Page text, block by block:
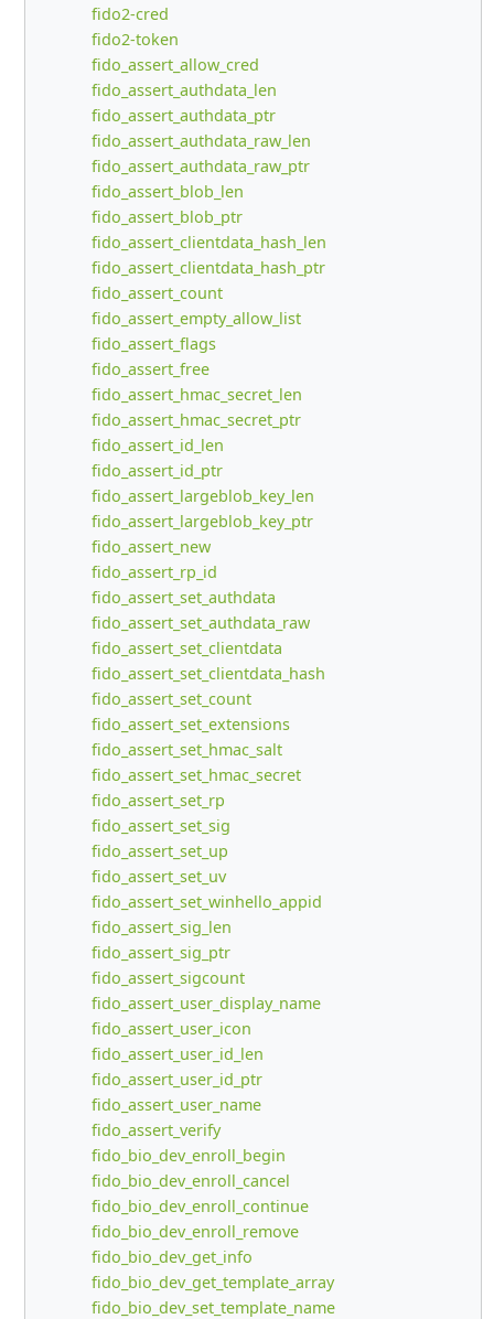
fido2-cred
fido2-token
fido_assert_allow_cred
fido_assert_authdata_len
fido_assert_authdata_ptr
fido_assert_authdata_raw_len
fido_assert_authdata_raw_ptr
fido_assert_blob_len
fido_assert_blob_ptr
fido_assert_clientdata_hash_len
fido_assert_clientdata_hash_ptr
fido_assert_count
fido_assert_empty_allow_list
fido_assert_flags
fido_assert_free
fido_assert_hmac_secret_len
fido_assert_hmac_secret_ptr
fido_assert_id_len
fido_assert_id_ptr
fido_assert_largeblob_key_len
fido_assert_largeblob_key_ptr
fido_assert_new
fido_assert_rp_id
fido_assert_set_authdata
fido_assert_set_authdata_raw
fido_assert_set_clientdata
fido_assert_set_clientdata_hash
fido_assert_set_count
fido_assert_set_extensions
fido_assert_set_hmac_salt
fido_assert_set_hmac_secret
fido_assert_set_rp
fido_assert_set_sig
fido_assert_set_up
fido_assert_set_uv
fido_assert_set_winhello_appid
fido_assert_sig_len
fido_assert_sig_ptr
fido_assert_sigcount
fido_assert_user_display_name
fido_assert_user_icon
fido_assert_user_id_len
fido_assert_user_id_ptr
fido_assert_user_name
fido_assert_verify
fido_bio_dev_enroll_begin
fido_bio_dev_enroll_cancel
fido_bio_dev_enroll_continue
fido_bio_dev_enroll_remove
fido_bio_dev_get_info
fido_bio_dev_get_template_array
fido_bio_dev_set_template_name